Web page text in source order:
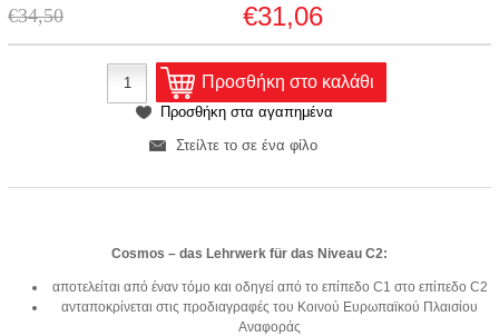
€34,50 €31,06
Cosmos – das Lehrwerk für das Niveau C2:
αποτελείται από έναν τόμο και οδηγεί από το επίπεδο C1 στο επίπεδο C2
ανταποκρίνεται στις προδιαγραφές του Κοινού Ευρωπαϊκού Πλαισίου
Αναφοράς